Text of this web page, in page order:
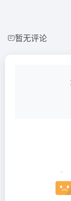
暂无评论